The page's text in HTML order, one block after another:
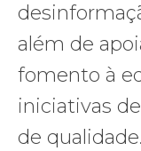
além de
fomento à
iniciativas
de qualidade.